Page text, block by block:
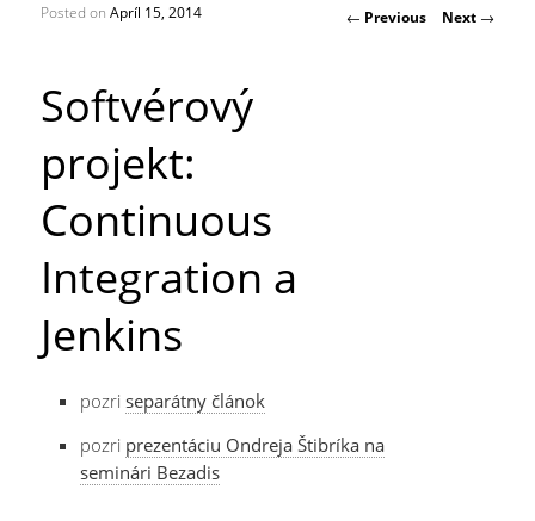
Post navigation
← Previous Next →
Softvérový
projekt:
Continuous
Integration a
Jenkins
Posted onApríl 15, 2014
pozri separátny článok
pozri prezentáciu Ondreja Štibríka na
seminári Bezadis